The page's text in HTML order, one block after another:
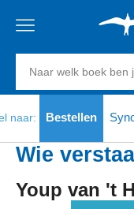
verzending
20
euro
23:59
volgende in
Veiligbetalen
Zoeken
auteurs
en
uitgevers
naar: Bestellen
Wie
Youp van 't